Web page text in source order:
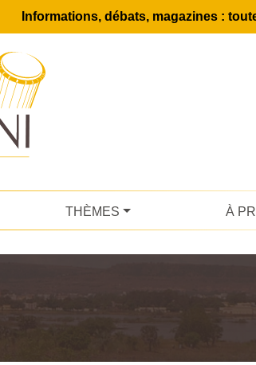
Informations, débats, magazines :
THÈMES À